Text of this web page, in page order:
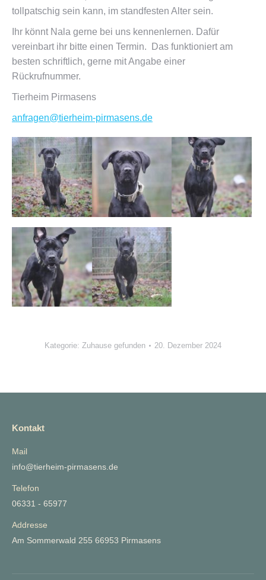
tollpatschig sein kann, im standfesten Alter sein.
Ihr könnt Nala gerne bei uns kennenlernen. Dafür
vereinbart ihr bitte einen Termin. Das funktioniert am
besten schriftlich, gerne mit Angabe einer
Rückrufnummer.
Tierheim Pirmasens
anfragen@tierheim-pirmasens.de
Kategorie: Zuhause gefunden 20. Dezember 2024
Kontakt
Mail
info@tierheim-pirmasens.de
Telefon
06331 - 65977
Addresse
Am Sommerwald 255 66953 Pirmasens